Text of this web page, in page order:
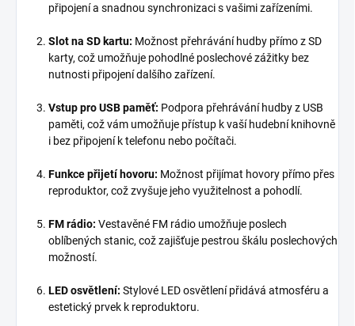
připojení a snadnou synchronizaci s vašimi zařízeními.
Slot na SD kartu: Možnost přehrávání hudby přímo z SD
karty, což umožňuje pohodlné poslechové zážitky bez
nutnosti připojení dalšího zařízení.
Vstup pro USB paměť: Podpora přehrávání hudby z USB
paměti, což vám umožňuje přístup k vaší hudební knihovně
i bez připojení k telefonu nebo počítači.
Funkce přijetí hovoru: Možnost přijímat hovory přímo přes
reproduktor, což zvyšuje jeho využitelnost a pohodlí.
FM rádio: Vestavěné FM rádio umožňuje poslech
oblíbených stanic, což zajišťuje pestrou škálu poslechových
možností.
LED osvětlení: Stylové LED osvětlení přidává atmosféru a
estetický prvek k reproduktoru.